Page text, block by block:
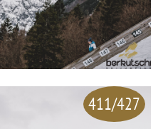
411/427